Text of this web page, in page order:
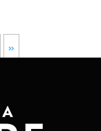
»